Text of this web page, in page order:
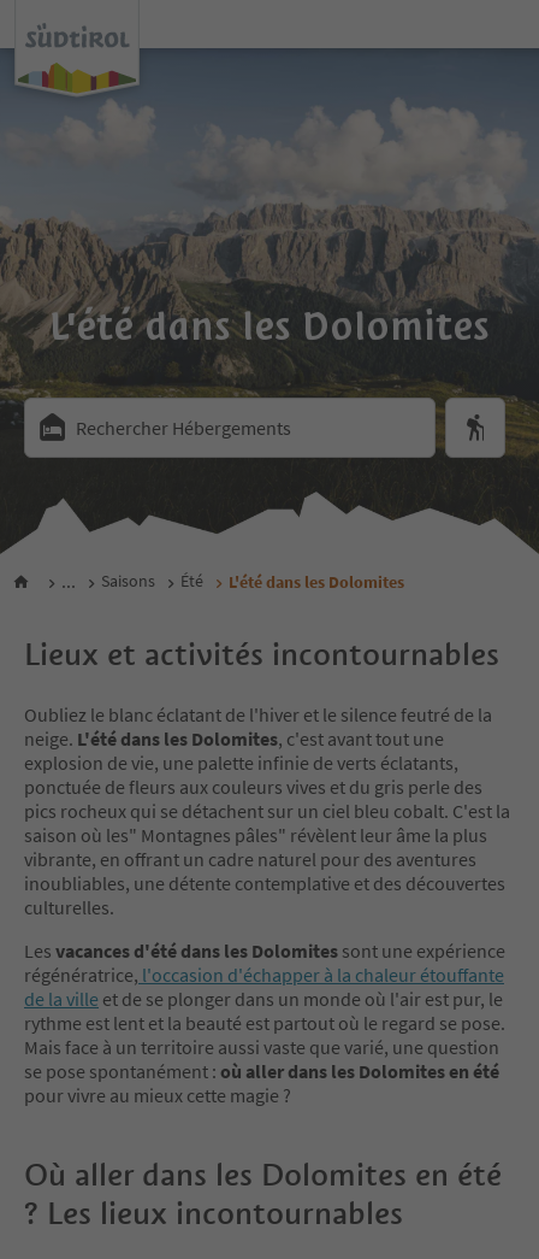
L'été dans les Dolomites
Rechercher Hébergements
... Saisons Été L'été dans les Dolomites
Lieux et activités incontournables
Oubliez le blanc éclatant de l'hiver et le silence feutré de la
neige. L'été dans les Dolomites, c'est avant tout une
explosion de vie, une palette infinie de verts éclatants,
ponctuée de fleurs aux couleurs vives et du gris perle des
pics rocheux qui se détachent sur un ciel bleu cobalt. C'est la
saison où les" Montagnes pâles" révèlent leur âme la plus
vibrante, en offrant un cadre naturel pour des aventures
inoubliables, une détente contemplative et des découvertes
culturelles.
Les vacances d'été dans les Dolomites sont une expérience
régénératrice, l'occasion d'échapper à la chaleur étouffante
de la ville et de se plonger dans un monde où l'air est pur, le
rythme est lent et la beauté est partout où le regard se pose.
Mais face à un territoire aussi vaste que varié, une question
se pose spontanément : où aller dans les Dolomites en été
pour vivre au mieux cette magie ?
Où aller dans les Dolomites en été
? Les lieux incontournables